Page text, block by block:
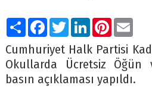
PaylaşFacebook
TwitterLinkedIn
Pinterest
Cumhuriyet Halk Partisi
Okullarda Ücretsiz Öğün
basın açıklaması yapıldı.